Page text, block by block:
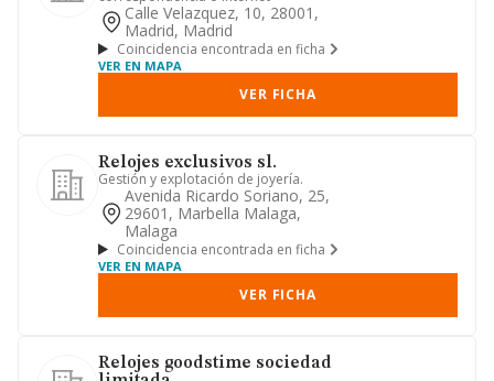
Calle Velazquez, 10, 28001,
Madrid, Madrid
Coincidencia encontrada en ficha
VER EN MAPA
VER FICHA
Relojes exclusivos sl.
Gestión y explotación de joyería.
Avenida Ricardo Soriano, 25,
29601, Marbella Malaga,
Malaga
Coincidencia encontrada en ficha
VER EN MAPA
VER FICHA
Relojes goodstime sociedad